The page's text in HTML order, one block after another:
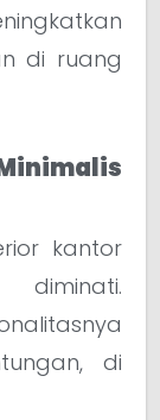
di ruang
kantor
di